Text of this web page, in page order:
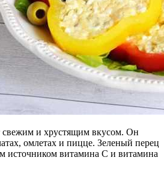
свежим и хрустящим вкусом. Он
омлетах и пицце. Зеленый перец
источником витамина С и витамина